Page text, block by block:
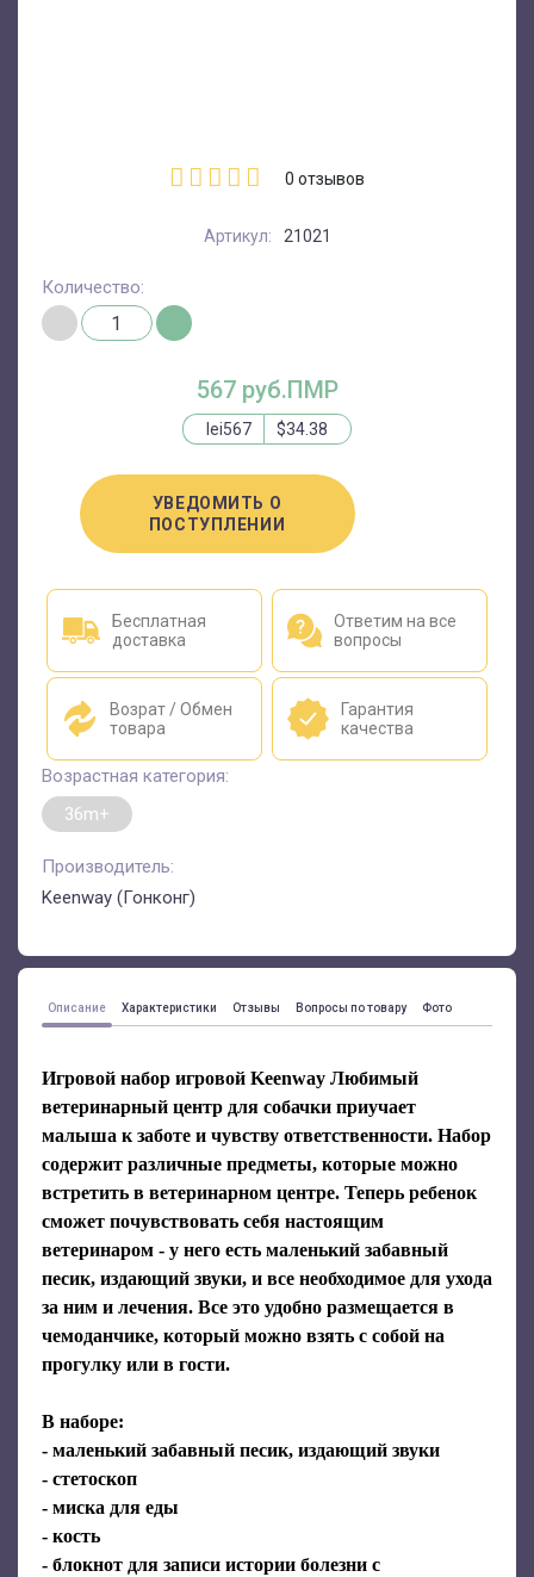
0 отзывов
Артикул: 21021
567 руб.ПМР
lei567 $34.38
УВЕДОМИТЬ О
ПОСТУПЛЕНИИ
Количество:
Бесплатная
доставка
Ответим на все
вопросы
Возрат / Обмен
товара
Гарантия
качества
Возрастная категория:
36m+
Производитель:
Keenway (Гонконг)
Описание Характеристики Отзывы Вопросы по товару Фото
Игровой набор игровой Keenway Любимый
ветеринарный центр для собачки приучает
малыша к заботе и чувству ответственности. Набор
содержит различные предметы, которые можно
встретить в ветеринарном центре. Теперь ребенок
сможет почувствовать себя настоящим
ветеринаром - у него есть маленький забавный
песик, издающий звуки, и все необходимое для ухода
за ним и лечения. Все это удобно размещается в
чемоданчике, который можно взять с собой на
прогулку или в гости.
В наборе:
- маленький забавный песик, издающий звуки
- стетоскоп
- миска для еды
- кость
- блокнот для записи истории болезни с